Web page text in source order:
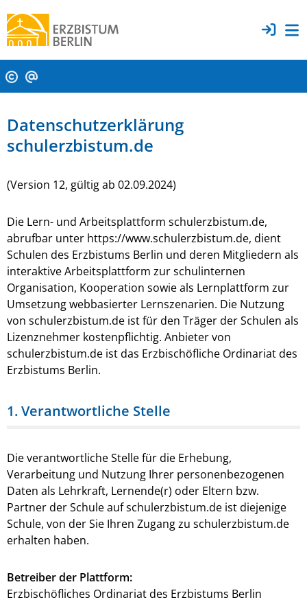
Datenschutzerklärung
schulerzbistum.de
(Version 12, gültig ab 02.09.2024)
Die Lern- und Arbeitsplattform schulerzbistum.de,
abrufbar unter https://www.schulerzbistum.de, dient
Schulen des Erzbistums Berlin und deren Mitgliedern als
interaktive Arbeitsplattform zur schulinternen
Organisation, Kooperation sowie als Lernplattform zur
Umsetzung webbasierter Lernszenarien. Die Nutzung
von schulerzbistum.de ist für den Träger der Schulen als
Lizenznehmer kostenpflichtig. Anbieter von
schulerzbistum.de ist das Erzbischöfliche Ordinariat des
Erzbistums Berlin.
1. Verantwortliche Stelle
Die verantwortliche Stelle für die Erhebung,
Verarbeitung und Nutzung Ihrer personenbezogenen
Daten als Lehrkraft, Lernende(r) oder Eltern bzw.
Partner der Schule auf schulerzbistum.de ist diejenige
Schule, von der Sie Ihren Zugang zu schulerzbistum.de
erhalten haben.
Betreiber der Plattform:
Erzbischöfliches Ordinariat des Erzbistums Berlin